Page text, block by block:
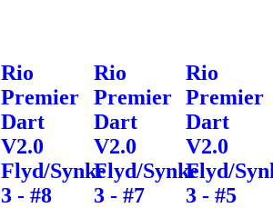
Rio
Premier
Dart
V2.0
Flyd/Synke
3 - #8
Rio
Premier
Dart
V2.0
Flyd/Synke
3 - #7
Rio
Premier
Dart
V2.0
Flyd/
3 - #5